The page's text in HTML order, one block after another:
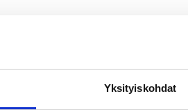
Yksityiskohdat